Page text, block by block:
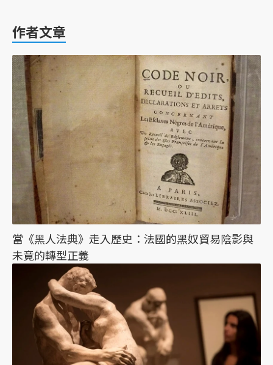
作者文章
當《黑人法典》走入歷史：法國的黑奴貿易陰影與
未竟的轉型正義